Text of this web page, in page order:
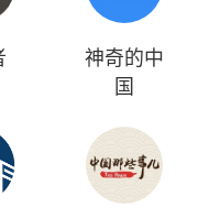
神奇的中
国